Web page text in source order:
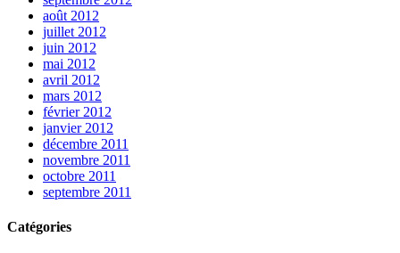
août 2012
juillet 2012
juin 2012
mai 2012
avril 2012
mars 2012
février 2012
janvier 2012
décembre 2011
novembre 2011
octobre 2011
septembre 2011
Catégories